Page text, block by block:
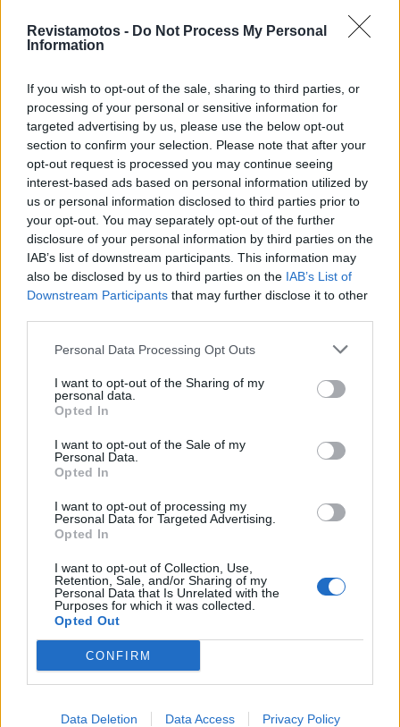
Revistamotos - Do Not Process My Personal
Information
If you wish to opt-out of the sale, sharing to third parties, or
processing of your personal or sensitive information for
targeted advertising by us, please use the below opt-out
section to confirm your selection. Please note that after your
opt-out request is processed you may continue seeing
interest-based ads based on personal information utilized by
us or personal information disclosed to third parties prior to
your opt-out. You may separately opt-out of the further
disclosure of your personal information by third parties on the
IAB’s list of downstream participants. This information may
also be disclosed by us to third parties on the IAB’s List of
Downstream Participants that may further disclose it to other
Personal Data Processing Opt Outs
I want to opt-out of the Sharing of my
personal data.
Opted In
I want to opt-out of the Sale of my
Personal Data.
Opted In
I want to opt-out of processing my
Personal Data for Targeted Advertising.
Opted In
I want to opt-out of Collection, Use,
Retention, Sale, and/or Sharing of my
Personal Data that Is Unrelated with the
Purposes for which it was collected.
Opted Out
CONFIRM
Data Deletion Data Access Privacy Policy
O Terródromo da Vila de Fronteira acolhe este fim de
semana as 24H TT Vila de Fronteira em cujo
SSV. Sexta-feira, dia 1 de dezembro, entre as 11h45
e as 13h45 decorrem os treinos livres e
cronometrados. No sábado, dia 2 de dezembro tem
lugar a prova de resistência de 4H, a iniciar pelas
9h00.
Tags: Challenge TT
destaque
Monte Gordo Sand Experience
Vila de Fronteira
COMPETIÇÃO
Cinquentenário do Supercross da Poutena
celebra duas rondas do CNSX
O Supercross da Poutena celebrou 50 anos com uma
jornada dupla do Campeonato Nacional de Supercross,
BEATRIZ ALEXANDRE 5 AGOSTO, 2026